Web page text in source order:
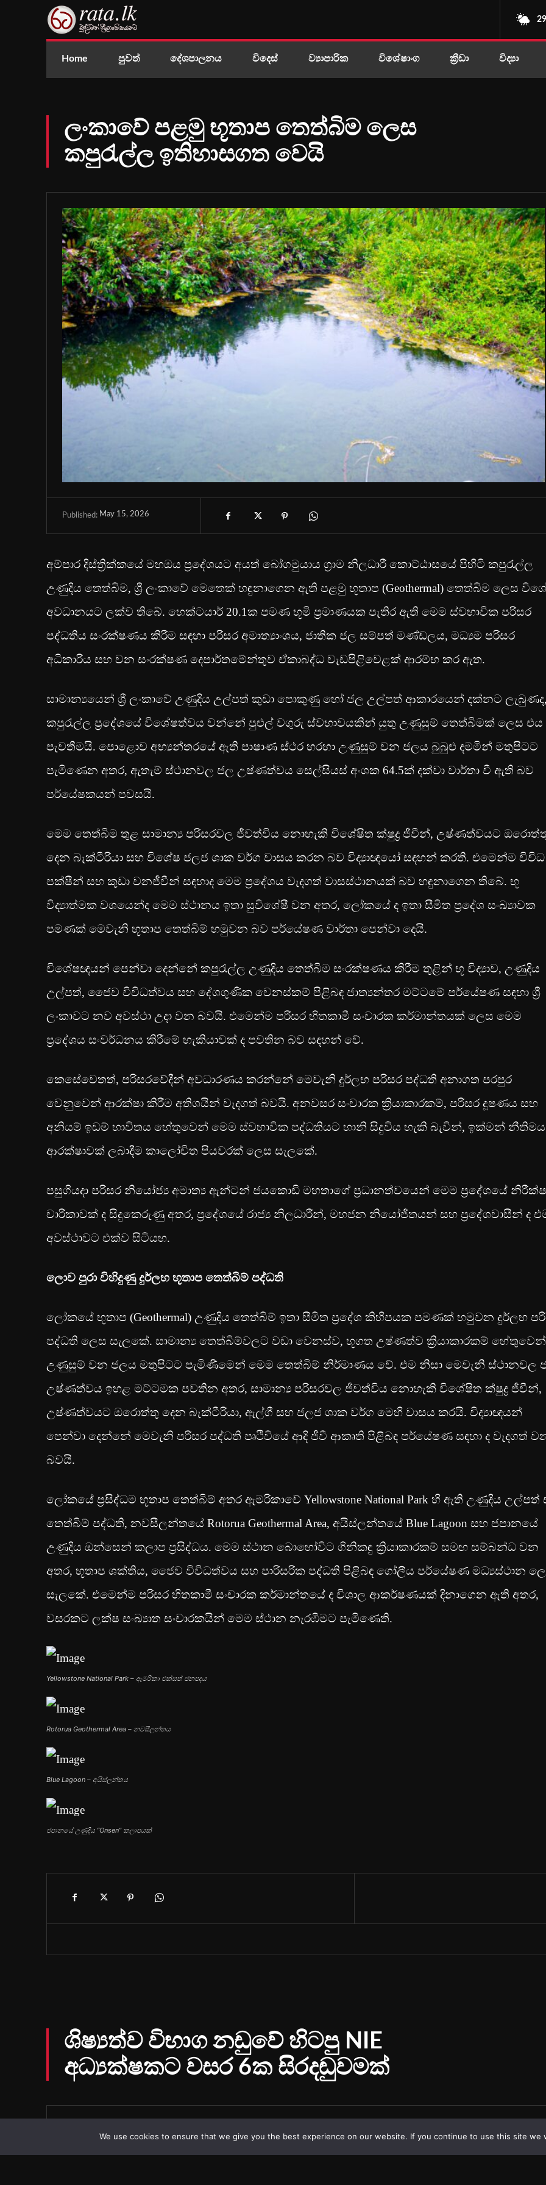
Home පුවත් දේශපාලනය විදෙස් ව්‍යාපාරික විශේෂාංග ක්‍රීඩා විද්‍යා
ලංකාවේ පළමු භූතාප තෙත්බිම ලෙස
කපුරැල්ල ඉතිහාසගත වෙයි
Published: May 15, 2026
අම්පාර දිස්ත්‍රික්කයේ මහඔය ප්‍රදේශයට අයත් බෝගමුයාය ග්‍රාම නිලධාරී කොට්ඨාසයේ පිහිටි කපුරැල්ල
උණුදිය තෙත්බිම, ශ්‍රී ලංකාවේ මෙතෙක් හඳුනාගෙන ඇති පළමු භූතාප (Geothermal) තෙත්බිම ලෙස
අවධානයට ලක්ව තිබේ. හෙක්ටයාර් 20.1ක පමණ භූමි ප්‍රමාණයක පැතිර ඇති මෙම ස්වභාවික පරිසර
පද්ධතිය සංරක්ෂණය කිරීම සඳහා පරිසර අමාත්‍යාංශය, ජාතික ජල සම්පත් මණ්ඩලය, මධ්‍යම පරිසර
අධිකාරිය සහ වන සංරක්ෂණ දෙපාර්තමේන්තුව ඒකාබද්ධ වැඩපිළිවෙළක් ආරම්භ කර ඇත.
සාමාන්‍යයෙන් ශ්‍රී ලංකාවේ උණුදිය උල්පත් කුඩා පොකුණු හෝ ජල උල්පත් ආකාරයෙන් දක්නට ලැබුණද,
කපුරැල්ල ප්‍රදේශයේ විශේෂත්වය වන්නේ පුළුල් වගුරු ස්වභාවයකින් යුතු උණුසුම් තෙත්බිමක් ලෙස එය
පැවතීමයි. පොළොව අභ්‍යන්තරයේ ඇති පාෂාණ ස්ථර හරහා උණුසුම් වන ජලය බුබුළු දමමින් මතුපිටට
පැමිණෙන අතර, ඇතැම් ස්ථානවල ජල උෂ්ණත්වය සෙල්සියස් අංශක 64.5ක් දක්වා වාර්තා වී ඇති බව
පර්යේෂකයන් පවසයි.
මෙම තෙත්බිම තුළ සාමාන්‍ය පරිසරවල ජීවත්විය නොහැකි විශේෂිත ක්ෂුද්‍ර ජීවීන්, උෂ්ණත්වයට
දෙන බැක්ටීරියා සහ විශේෂ ජලජ ශාක වර්ග වාසය කරන බව විද්‍යාඥයෝ සඳහන් කරති. එමෙන්ම විවිධ
පක්ෂීන් සහ කුඩා වනජීවීන් සඳහාද මෙම ප්‍රදේශය වැදගත් වාසස්ථානයක් බව හඳුනාගෙන තිබේ. භූ
විද්‍යාත්මක වශයෙන්ද මෙම ස්ථානය ඉතා සුවිශේෂී වන අතර, ලෝකයේ ද ඉතා සීමිත ප්‍රදේශ සංඛ්‍යාවක
පමණක් මෙවැනි භූතාප තෙත්බිම් හමුවන බව පර්යේෂණ වාර්තා පෙන්වා දෙයි.
විශේෂඥයන් පෙන්වා දෙන්නේ කපුරැල්ල උණුදිය තෙත්බිම සංරක්ෂණය කිරීම තුළින් භූ විද්‍යාව, උණුදිය
උල්පත්, ජෛව විවිධත්වය සහ දේශගුණික වෙනස්කම් පිළිබඳ ජාත්‍යන්තර මට්ටමේ පර්යේෂණ සඳහා ශ්‍රී
ලංකාවට නව අවස්ථා උදා වන බවයි. එමෙන්ම පරිසර හිතකාමී සංචාරක කර්මාන්තයක් ලෙස මෙම
ප්‍රදේශය සංවර්ධනය කිරීමේ හැකියාවක් ද පවතින බව සඳහන් වේ.
කෙසේවෙතත්, පරිසරවේදීන් අවධාරණය කරන්නේ මෙවැනි දුර්ලභ පරිසර පද්ධති අනාගත පරපුර
වෙනුවෙන් ආරක්ෂා කිරීම අතිශයින් වැදගත් බවයි. අනවසර සංචාරක ක්‍රියාකාරකම්, පරිසර දූෂණය සහ
අනියම් ඉඩම් භාවිතය හේතුවෙන් මෙම ස්වභාවික පද්ධතියට හානි සිදුවිය හැකි බැවින්, ඉක්මන් නීතිමය
ආරක්ෂාවක් ලබාදීම කාලෝචිත පියවරක් ලෙස සැලකේ.
පසුගියදා පරිසර නියෝජ්‍ය අමාත්‍ය ඇන්ටන් ජයකොඩි මහතාගේ ප්‍රධානත්වයෙන් මෙම ප්‍රදේශයේ
චාරිකාවක් ද සිදුකෙරුණු අතර, ප්‍රදේශයේ රාජ්‍ය නිලධාරීන්, මහජන නියෝජිතයන් සහ ප්‍රදේශවාසීන් ද
අවස්ථාවට එක්ව සිටියහ.
ලොව පුරා විහිදුණු දුර්ලභ භූතාප තෙත්බිම් පද්ධති
ලෝකයේ භූතාප (Geothermal) උණුදිය තෙත්බිම් ඉතා සීමිත ප්‍රදේශ කිහිපයක පමණක් හමුවන දුර්ලභ
පද්ධති ලෙස සැලකේ. සාමාන්‍ය තෙත්බිම්වලට වඩා වෙනස්ව, භූගත උෂ්ණත්ව ක්‍රියාකාරකම් හේතුවෙන්
උණුසුම් වන ජලය මතුපිටට පැමිණීමෙන් මෙම තෙත්බිම් නිර්මාණය වේ. එම නිසා මෙවැනි ස්ථානවල
උෂ්ණත්වය ඉහළ මට්ටමක පවතින අතර, සාමාන්‍ය පරිසරවල ජීවත්විය නොහැකි විශේෂිත ක්ෂුද්‍ර ජීවීන්,
උෂ්ණත්වයට ඔරොත්තු දෙන බැක්ටීරියා, ඇල්ගී සහ ජලජ ශාක වර්ග මෙහි වාසය කරයි. විද්‍යාඥයන්
පෙන්වා දෙන්නේ මෙවැනි පරිසර පද්ධති පෘථිවියේ ආදි ජීවී ආකෘති පිළිබඳ පර්යේෂණ සඳහා ද වැදගත්
බවයි.
ලෝකයේ ප්‍රසිද්ධම භූතාප තෙත්බිම් අතර ඇමරිකාවේ Yellowstone National Park හි ඇති උණුදිය උල්පත්
තෙත්බිම් පද්ධති, නවසීලන්තයේ Rotorua Geothermal Area, අයිස්ලන්තයේ Blue Lagoon සහ ජපානයේ
උණුදිය ඔන්සෙන් කලාප ප්‍රසිද්ධය. මෙම ස්ථාන බොහෝවිට ගිනිකඳු ක්‍රියාකාරකම් සමඟ සම්බන්ධ වන
අතර, භූතාප ශක්තිය, ජෛව විවිධත්වය සහ පාරිසරික පද්ධති පිළිබඳ ගෝලීය පර්යේෂණ මධ්‍යස්ථාන
සැලකේ. එමෙන්ම පරිසර හිතකාමී සංචාරක කර්මාන්තයේ ද විශාල ආකර්ෂණයක් දිනාගෙන ඇති අතර,
වසරකට ලක්ෂ සංඛ්‍යාත සංචාරකයින් මෙම ස්ථාන නැරඹීමට පැමිණෙති.
Yellowstone National Park – ඇමරිකා එක්සත් ජනපදය
Rotorua Geothermal Area – නවසීලන්තය
Blue Lagoon – අයිස්ලන්තය
ජපානයේ උණුදිය “Onsen” කලාපයක්
We use cookies to ensure that we give you the best experience on our website. If you continue to use this site we